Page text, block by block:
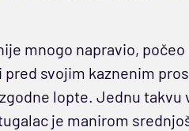
mnogo napravio, počeo
pred svojim kaznenim
lopte. Jednu takvu
je manirom